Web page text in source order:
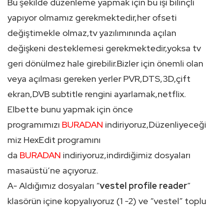
yapıyor olmamız gerekmektedir,her ofseti
değiştimekle olmaz,tv yazılımınında açılan
değişkeni desteklemesi gerekmektedir,yoksa tv
geri dönülmez hale girebilir.Bizler için önemli olan
veya açılması gereken yerler PVR,DTS,3D,çift
ekran,DVB subtitle rengini ayarlamak,netflix.
Elbette bunu yapmak için önce
programımızı BURADAN indiriyoruz,Düzenliyeceği
miz HexEdit programını
da BURADAN indiriyoruz,indirdiğimiz dosyaları
masaüstü’ne açıyoruz.
A- Aldığımız dosyaları “vestel profile reader”
klasörün içine kopyalıyoruz (1 -2) ve “vestel” toplu